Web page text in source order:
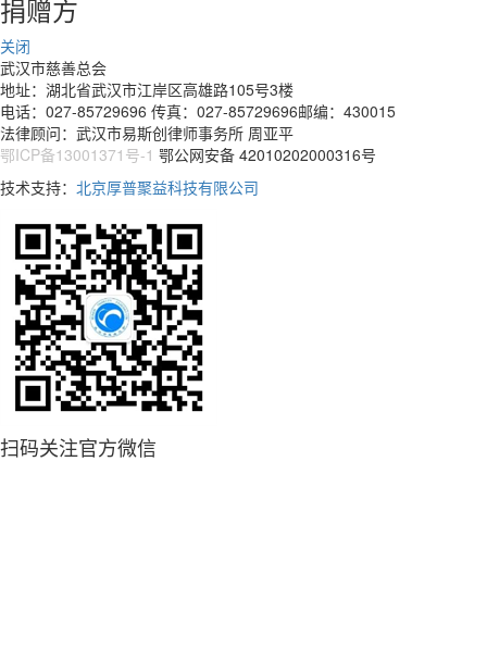
捐赠方
关闭
武汉市慈善总会
地址：湖北省武汉市江岸区高雄路105号3楼
电话：027-85729696 传真：027-85729696邮编：430015
法律顾问：武汉市易斯创律师事务所 周亚平
鄂ICP备13001371号-1 鄂公网安备 42010202000316号
技术支持： 北京厚普聚益科技有限公司
扫码关注官方微信